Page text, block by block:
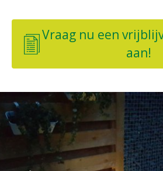
Vraag nu een
aan!